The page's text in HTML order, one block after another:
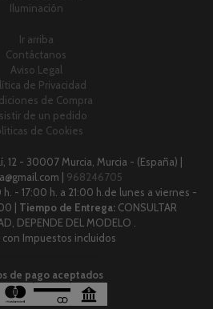
Iluminación
Ir arriba
Contáctanos
Aviso Legal
de Privacidad
de Compra
de un pedido
de Cookies
12 - 30007 Murcia, Murcia - (España) |
| 968246705
- 17:00 h. a 21:00 h.de lunes a viernes -
| Tiempo de Entrega: CONSULTAR
DEPENDE DEL MODELO .
con Impuestos incluidos
de pago aceptados